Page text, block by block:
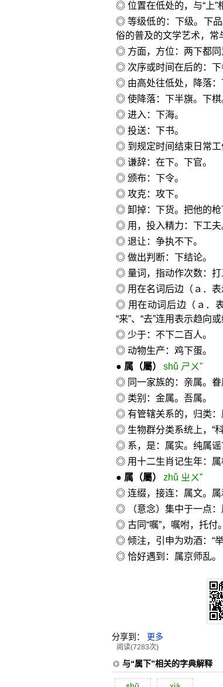
◎ 位置在低处的，与“上”
◎ 等级低的：下级。下
俗的普及的文学艺术，常
◎ 方面，方位：两下都同
◎ 次序或时间在后的：下
◎ 由高处往低处，降落：
◎ 使降落：下半旗。下棋
◎ 进入：下海。
◎ 投送：下书。
◎ 到规定时间结束日常工
◎ 谦辞：在下。下官。
◎ 颁布：下令。
◎ 攻克：攻下。
◎ 卸掉：下货。把他的枪
◎ 用，投入精力：下工夫
◎ 退让：争执不下。
◎ 做出判断：下结论。
◎ 量词，指动作次数：打
◎ 用在名词后边（ａ．表
◎ 用在动词后边（ａ．表
“来”、“去”连用表示趋向
◎ 少于：不下二百人。
◎ 动物生产：鸡下蛋。
● 属 （屬）
shǔ ㄕㄨˇ
◎ 同一家族的：亲属。眷
◎ 类别：金属。吾属。
◎ 有管辖关系的，归类：
◎ 生物群分类系统上，“科”
◎ 系，是：属实。纯属谣
◎ 用十二生肖记生年：属
● 属 （屬）
zhǔ ㄓㄨˇ
◎ 连缀，接连：属文。属
◎ （意念）集中于一点：
◎ 古同“嘱”，嘱咐，托付。
◎ 倾注，引申为劝酒：“举
◎ 恰好遇到：属京师乱。
分享到： 更多
阅读(7283次)
与“属下”相关的字典解释